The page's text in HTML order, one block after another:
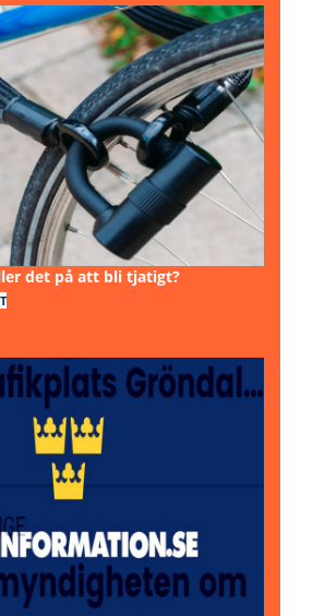
det på att bli tjatigt?